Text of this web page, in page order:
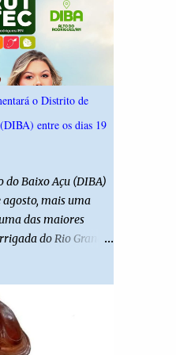
todas as regiões do
os dias 18 e 22 de
possui
percentuais e
Registro no TSE:
o Distrito de
entre os dias 19
Baixo Açu (DIBA)
agosto, mais uma
das maiores
do Rio Grande
do agronegócio,
visitas
ampla exposição de